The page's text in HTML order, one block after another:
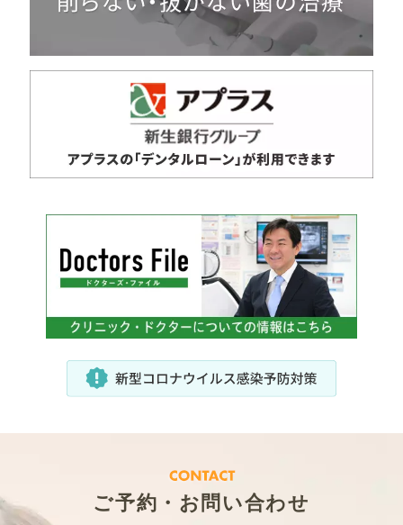
ご予約・お問い合わせ